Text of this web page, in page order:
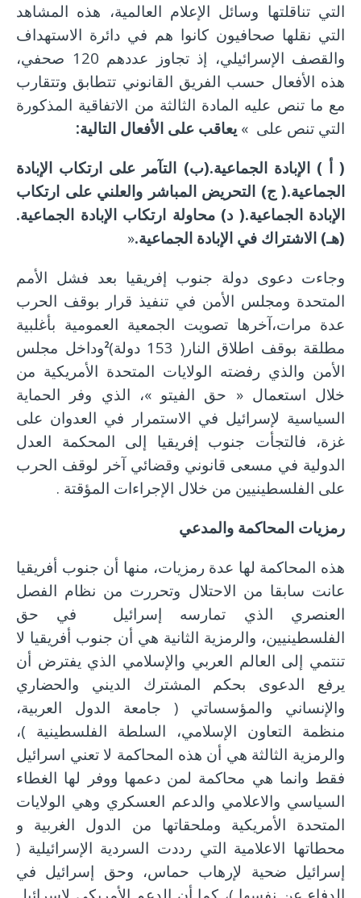
التي تناقلتها وسائل الإعلام العالمية، هذه المشاهد
التي نقلها صحافيون كانوا هم في دائرة الاستهداف
والقصف الإسرائيلي، إذ تجاوز عددهم 120 صحفي،
هذه الأفعال حسب الفريق القانوني تتطابق وتتقارب
مع ما تنص عليه المادة الثالثة من الاتفاقية المذكورة
التي تنص على » يعاقب على الأفعال التالية:
( أ ) الإبادة الجماعية.(ب) التآمر على ارتكاب الإبادة
الجماعية.( ج) التحريض المباشر والعلني على ارتكاب
الإبادة الجماعية.( د) محاولة ارتكاب الإبادة الجماعية.
(هـ) الاشتراك في الإبادة الجماعية.«
وجاءت دعوى دولة جنوب إفريقيا بعد فشل الأمم
المتحدة ومجلس الأمن في تنفيذ قرار بوقف الحرب
عدة مرات،آخرها تصويت الجمعية العمومية بأغلبية
مطلقة بوقف اطلاق النار( 153 دولة)
2وداخل مجلس
الأمن والذي رفضته الولايات المتحدة الأمريكية من
خلال استعمال « حق الفيتو »، الذي وفر الحماية
السياسية لإسرائيل في الاستمرار في العدوان على
غزة، فالتجأت جنوب إفريقيا إلى المحكمة العدل
الدولية في مسعى قانوني وقضائي آخر لوقف الحرب
على الفلسطينيين من خلال الإجراءات المؤقتة .
رمزيات المحاكمة والمدعي
هذه المحاكمة لها عدة رمزيات، منها أن جنوب أفريقيا
عانت سابقا من الاحتلال وتحررت من نظام الفصل
العنصري الذي تمارسه إسرائيل في حق
الفلسطينيين، والرمزية الثانية هي أن جنوب أفريقيا لا
تنتمي إلى العالم العربي والإسلامي الذي يفترض أن
يرفع الدعوى بحكم المشترك الديني والحضاري
والإنساني والمؤسساتي ( جامعة الدول العربية،
منظمة التعاون الإسلامي، السلطة الفلسطينية )،
والرمزية الثالثة هي أن هذه المحاكمة لا تعني اسرائيل
فقط وانما هي محاكمة لمن دعمها ووفر لها الغطاء
السياسي والاعلامي والدعم العسكري وهي الولايات
المتحدة الأمريكية وملحقاتها من الدول الغربية و
محطاتها الاعلامية التي رددت السردية الإسرائيلية (
إسرائيل ضحية لإرهاب حماس، وحق إسرائيل في